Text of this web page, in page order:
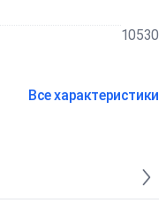
10530
Все характеристики